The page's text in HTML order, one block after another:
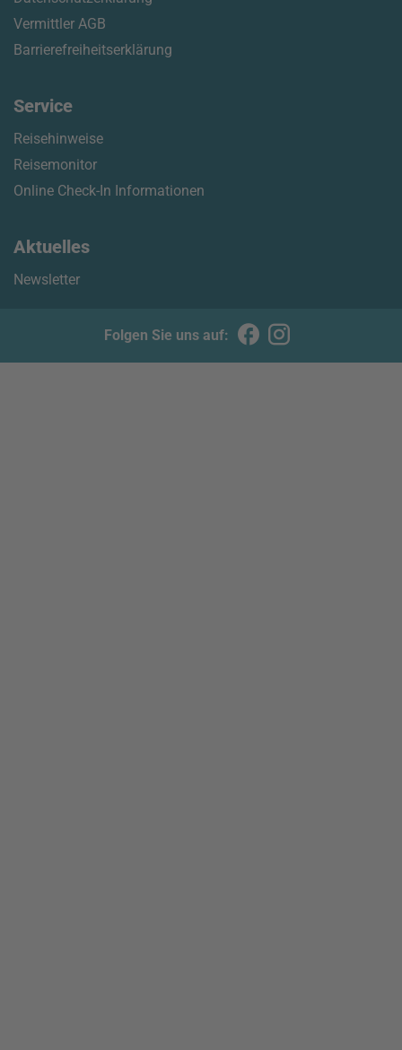
Vermittler AGB
Barrierefreiheitserklärung
Service
Reisehinweise
Reisemonitor
Online Check-In Informationen
Aktuelles
Newsletter
Folgen Sie uns auf: